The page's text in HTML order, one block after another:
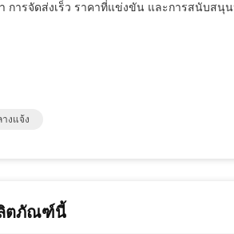
การจัดส่งเร็ว ราคาที่แข่งขัน และการสนับสนุ
งแจ้ง
ลิตภัณฑ์นี้